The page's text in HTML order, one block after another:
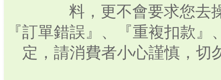
料，更不會要求您去
『訂單錯誤』、『重複扣款
定，請消費者小心謹慎，切